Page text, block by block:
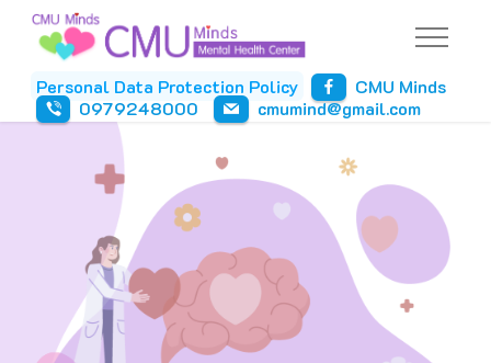
Personal Data Protection Policy
CMU Minds
0979248000
cmumind@gmail.com